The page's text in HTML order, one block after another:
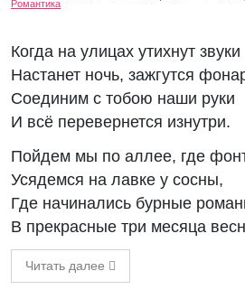
Когда на улицах утихнут звуки
Настанет ночь, зажгутся
Соединим с тобою наши руки
И всё перевернется изнутри.
Пойдем мы по аллее, где
Усядемся на лавке у сосны,
Где начинались бурные
В прекрасные три месяца
Читать далее